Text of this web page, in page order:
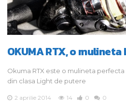
OKUMA RTX, o mulineta
Okuma RTX este o mulineta
din clasa Light de putere
2 aprilie 2014 14 0 0